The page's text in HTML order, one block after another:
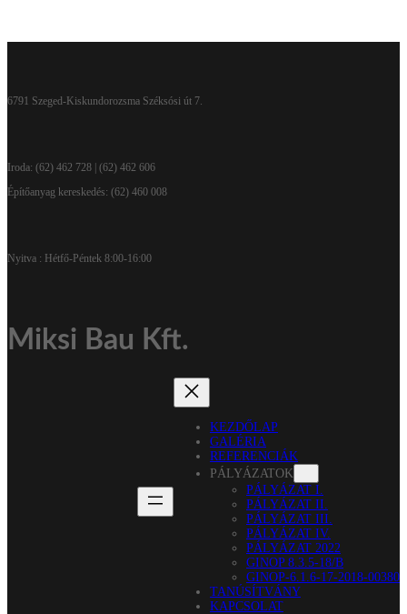
tartalomhoz
6791 Szeged-Kiskundorozsma Széksósi út 7.
Iroda: (62) 462 728 | (62) 462 606
Építőanyag kereskedés: (62) 460 008
Nyitva : Hétfő-Péntek 8:00-16:00
Miksi Bau Kft.
KEZDŐLAP
GALÉRIA
REFERENCIÁK
PÁLYÁZATOK
PÁLYÁZAT I.
PÁLYÁZAT II.
PÁLYÁZAT III.
PÁLYÁZAT IV.
PÁLYÁZAT 2022
GINOP 8.3.5-18/B
GINOP-6.1.6-17-2018-00380
TANÚSÍTVÁNY
KAPCSOLAT